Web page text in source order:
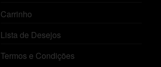
Carrinho
Lista de Desejos
Termos e Condições